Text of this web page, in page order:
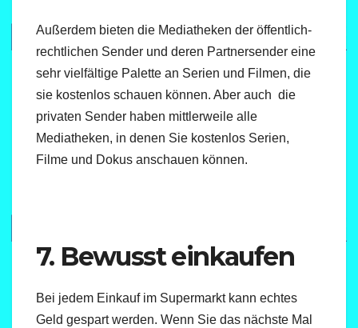
Außerdem bieten die Mediatheken der öffentlich-
rechtlichen Sender und deren Partnersender eine
sehr vielfältige Palette an Serien und Filmen, die
sie kostenlos schauen können. Aber auch die
privaten Sender haben mittlerweile alle
Mediatheken, in denen Sie kostenlos Serien,
Filme und Dokus anschauen können.
7. Bewusst einkaufen
Bei jedem Einkauf im Supermarkt kann echtes
Geld gespart werden. Wenn Sie das nächste Mal